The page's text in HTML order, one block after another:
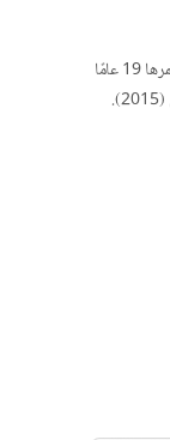
ألاء حسانين شاعرة مصرية من مواليد 1996. عمرها 19 عامًا